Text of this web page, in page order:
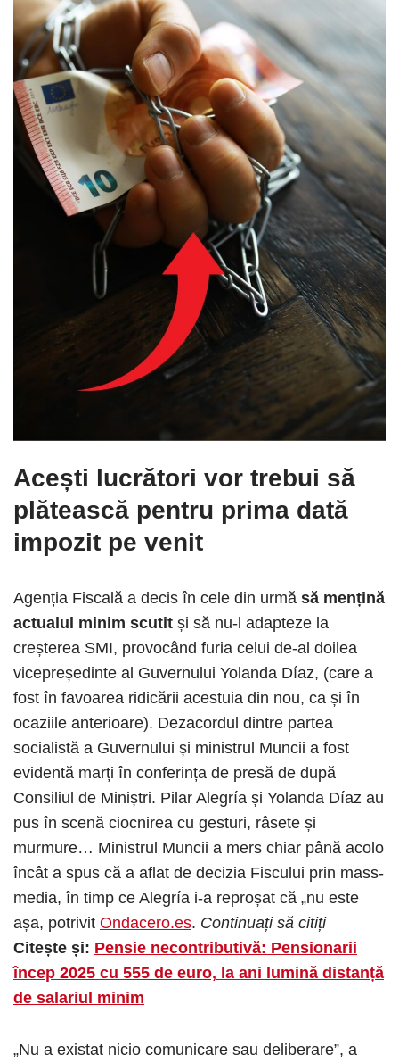
Acești lucrători vor trebui să
plătească pentru prima dată
impozit pe venit
Agenția Fiscală a decis în cele din urmă să mențină
actualul minim scutit și să nu-l adapteze la
creșterea SMI, provocând furia celui de-al doilea
vicepreședinte al Guvernului Yolanda Díaz, (care a
fost în favoarea ridicării acestuia din nou, ca și în
ocaziile anterioare). Dezacordul dintre partea
socialistă a Guvernului și ministrul Muncii a fost
evidentă marți în conferința de presă de după
Consiliul de Miniștri. Pilar Alegría și Yolanda Díaz au
pus în scenă ciocnirea cu gesturi, râsete și
murmure… Ministrul Muncii a mers chiar până acolo
încât a spus că a aflat de decizia Fiscului prin mass-
media, în timp ce Alegría i-a reproșat că „nu este
așa, potrivit Ondacero.es. Continuați să citiți
Citește și: Pensie necontributivă: Pensionarii
încep 2025 cu 555 de euro, la ani lumină distanță
de salariul minim
„Nu a existat nicio comunicare sau deliberare”, a